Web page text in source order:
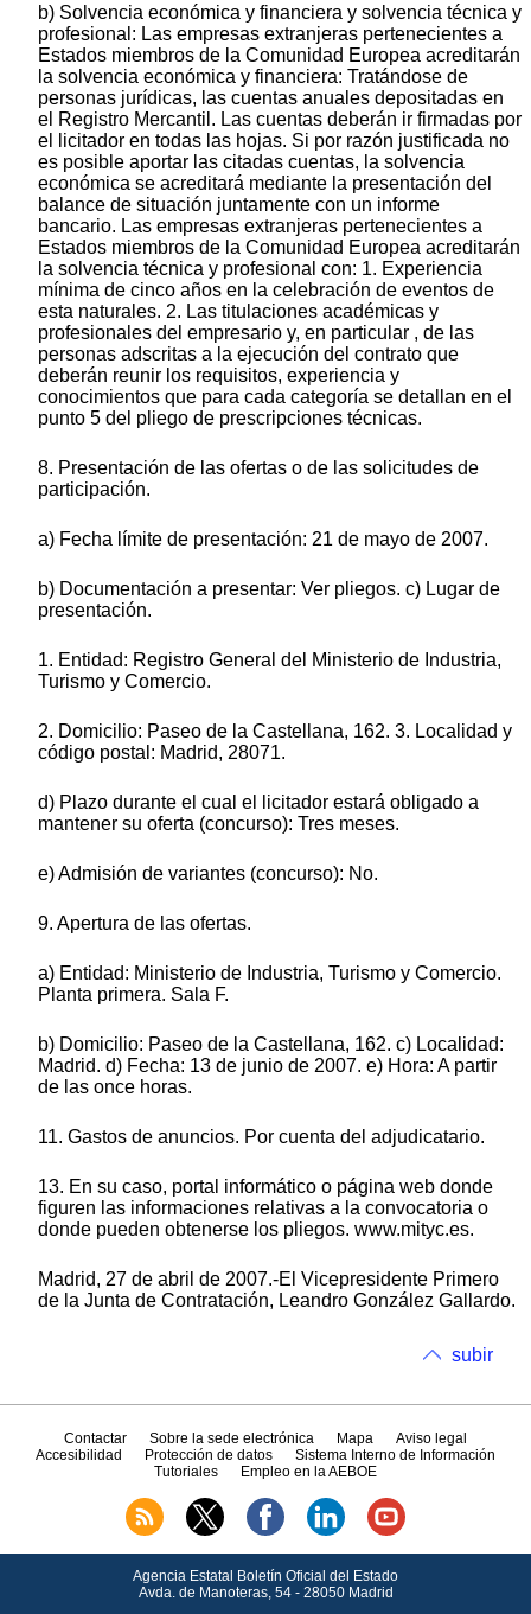
b) Solvencia económica y financiera y solvencia técnica y
profesional: Las empresas extranjeras pertenecientes a
Estados miembros de la Comunidad Europea acreditarán
la solvencia económica y financiera: Tratándose de
personas jurídicas, las cuentas anuales depositadas en
el Registro Mercantil. Las cuentas deberán ir firmadas por
el licitador en todas las hojas. Si por razón justificada no
es posible aportar las citadas cuentas, la solvencia
económica se acreditará mediante la presentación del
balance de situación juntamente con un informe
bancario. Las empresas extranjeras pertenecientes a
Estados miembros de la Comunidad Europea acreditarán
la solvencia técnica y profesional con: 1. Experiencia
mínima de cinco años en la celebración de eventos de
esta naturales. 2. Las titulaciones académicas y
profesionales del empresario y, en particular , de las
personas adscritas a la ejecución del contrato que
deberán reunir los requisitos, experiencia y
conocimientos que para cada categoría se detallan en el
punto 5 del pliego de prescripciones técnicas.
8. Presentación de las ofertas o de las solicitudes de
participación.
a) Fecha límite de presentación: 21 de mayo de 2007.
b) Documentación a presentar: Ver pliegos. c) Lugar de
presentación.
1. Entidad: Registro General del Ministerio de Industria,
Turismo y Comercio.
2. Domicilio: Paseo de la Castellana, 162. 3. Localidad y
código postal: Madrid, 28071.
d) Plazo durante el cual el licitador estará obligado a
mantener su oferta (concurso): Tres meses.
e) Admisión de variantes (concurso): No.
9. Apertura de las ofertas.
a) Entidad: Ministerio de Industria, Turismo y Comercio.
Planta primera. Sala F.
b) Domicilio: Paseo de la Castellana, 162. c) Localidad:
Madrid. d) Fecha: 13 de junio de 2007. e) Hora: A partir
de las once horas.
11. Gastos de anuncios. Por cuenta del adjudicatario.
13. En su caso, portal informático o página web donde
figuren las informaciones relativas a la convocatoria o
donde pueden obtenerse los pliegos. www.mityc.es.
Madrid, 27 de abril de 2007.-El Vicepresidente Primero
de la Junta de Contratación, Leandro González Gallardo.
subir
Contactar Sobre la sede electrónica Mapa
Aviso legal
Accesibilidad
Protección de datos
Sistema Interno de Información
Tutoriales
Empleo en la AEBOE
Agencia Estatal Boletín Oficial del Estado
Avda. de Manoteras, 54 - 28050 Madrid